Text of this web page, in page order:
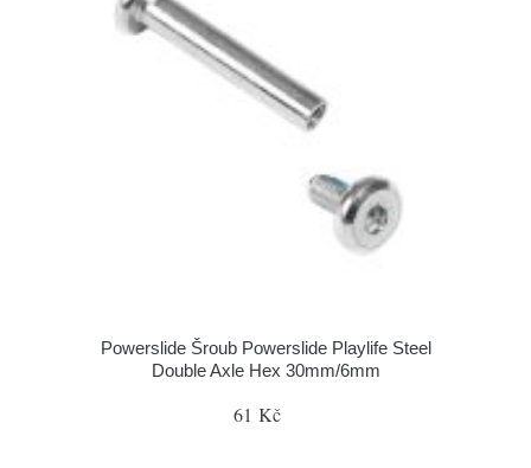
Powerslide Šroub Powerslide Playlife Steel
Double Axle Hex 30mm/6mm
61 Kč